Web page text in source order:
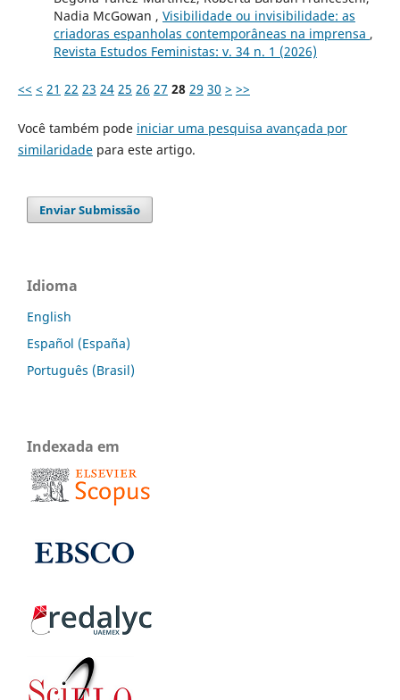
Nadia McGowan , Visibilidade ou invisibilidade: as
criadoras espanholas contemporâneas na imprensa ,
Revista Estudos Feministas: v. 34 n. 1 (2026)
<< < 21 22 23 24 25 26 27 28 29 30 > >>
Você também pode iniciar uma pesquisa avançada por
similaridadepara este artigo.
Enviar Submissão
Idioma
English
Español (España)
Português (Brasil)
Indexada em